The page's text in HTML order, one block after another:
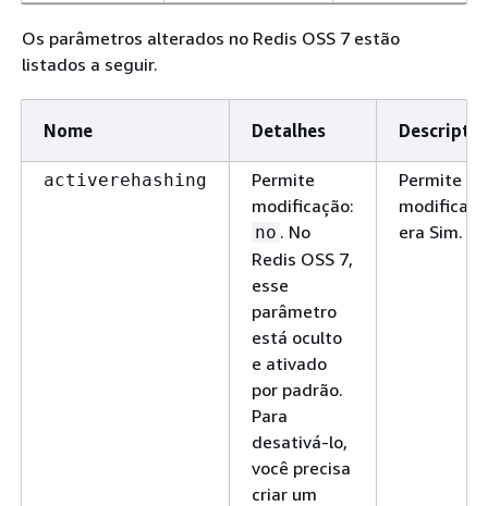
Os parâmetros alterados no Redis OSS 7 estão
listados a seguir.
Nome Detalhes
activerehashing
Permite
modificação:
no . No
Redis OSS 7,
esse
parâmetro
está oculto
e ativado
por padrão.
Para
desativá-lo,
você precisa
criar um
Permite
era Sim.